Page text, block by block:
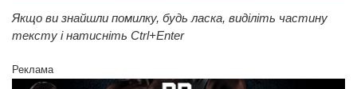
Якщо ви знайшли помилку, будь ласка, виділіть частину
тексту і натисніть Ctrl+Enter
Реклама